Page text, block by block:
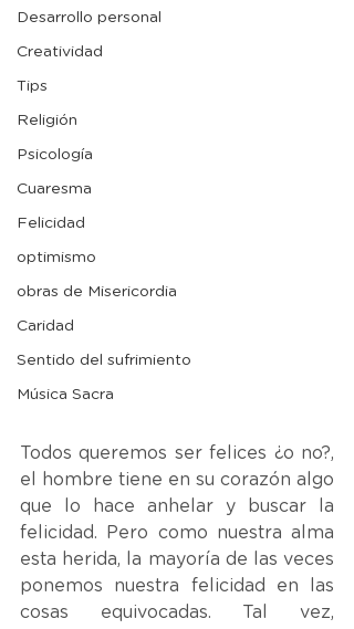
Desarrollo personal
Creatividad
Tips
Religión
Psicología
Cuaresma
Felicidad
optimismo
obras de Misericordia
Caridad
Sentido del sufrimiento
Música Sacra
Todos queremos ser felices ¿o no?,
el hombre tiene en su corazón algo
que lo hace anhelar y buscar la
felicidad. Pero como nuestra alma
esta herida, la mayoría de las veces
ponemos nuestra felicidad en las
cosas equivocadas. Tal vez,